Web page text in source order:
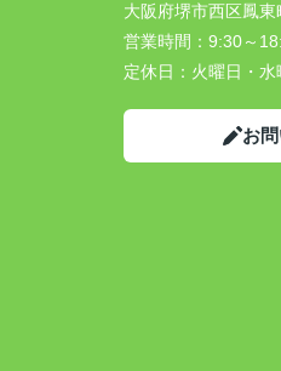
大阪府堺市西区鳳
営業時間： 9:30～
定休日： 火曜日・水
お